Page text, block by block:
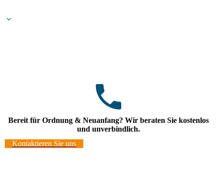
Bereit für Ordnung & Neuanfang? Wir beraten Sie kostenlos
und unverbindlich.
Kontaktieren Sie uns